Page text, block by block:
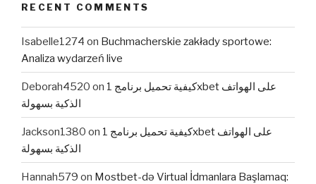
RECENT COMMENTS
Isabelle1274 on Buchmacherskie zakłady sportowe:
Analiza wydarzeń live
Deborah4520 on كيفية تحميل برنامج 1xbet على الهواتف
الذكية بسهولة
Jackson1380 on كيفية تحميل برنامج 1xbet على الهواتف
الذكية بسهولة
Hannah579 on Mostbet-də Virtual İdmanlara Başlamaq: